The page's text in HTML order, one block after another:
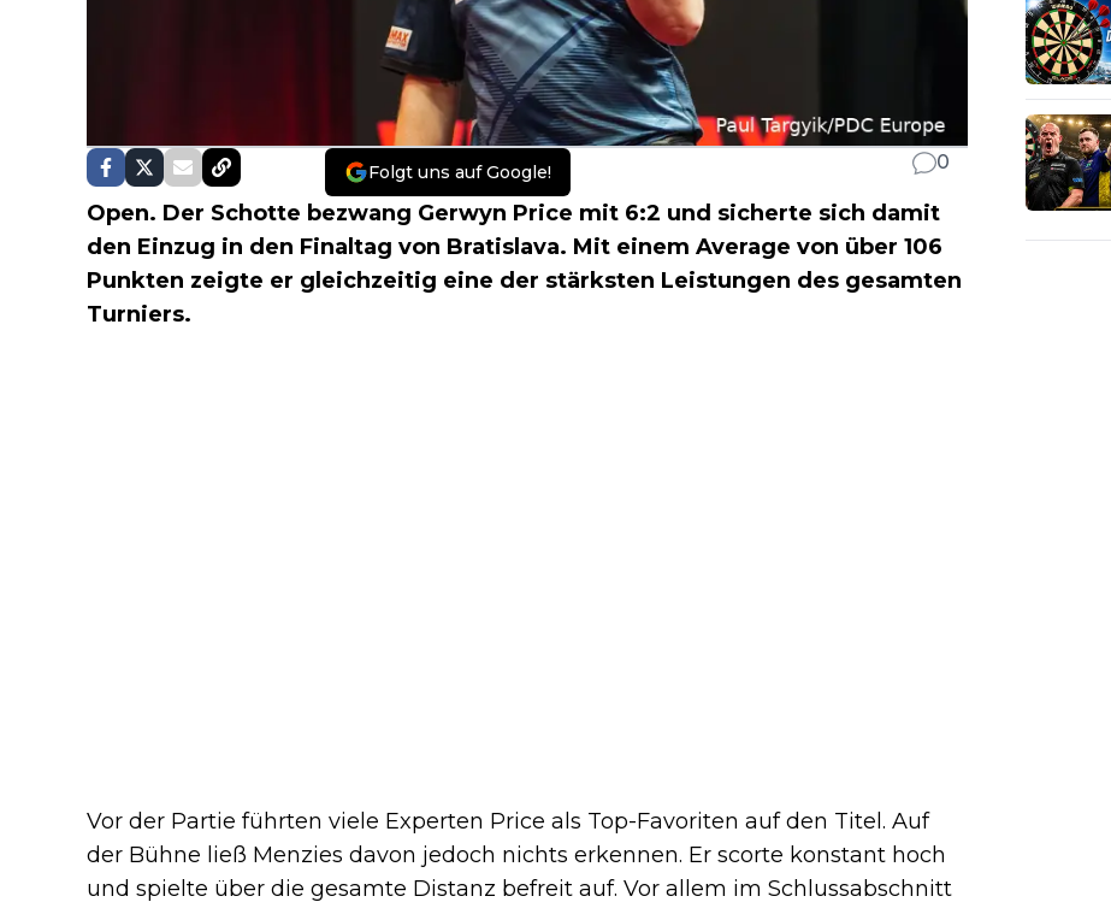
Folgt uns auf Google! 0
Open. Der Schotte bezwang Gerwyn Price mit 6:2 und sicherte sich damit
den Einzug in den Finaltag von Bratislava. Mit einem Average von über 106
Punkten zeigte er gleichzeitig eine der stärksten Leistungen des gesamten
Turniers.
Vor der Partie führten viele Experten Price als Top-Favoriten auf den Titel. Auf
der Bühne ließ Menzies davon jedoch nichts erkennen. Er scorte konstant hoch
und spielte über die gesamte Distanz befreit auf. Vor allem im Schlussabschnitt